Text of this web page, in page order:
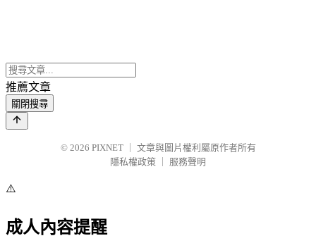
推薦文章
關閉搜尋
© 2026 PIXNET
文章與圖片權利屬原作者所有
隱私權政策
服務聲明
⚠️
成人內容提醒